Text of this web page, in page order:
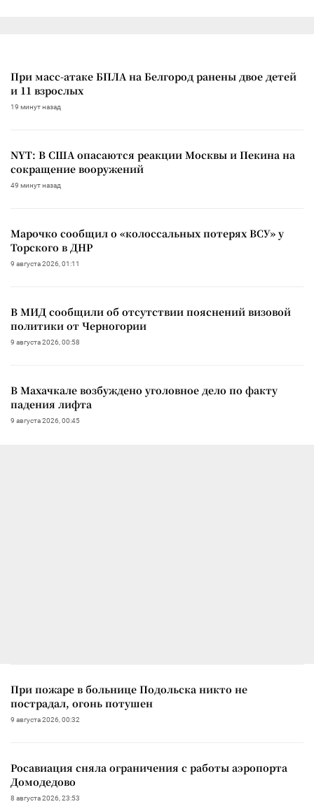
При масс-атаке БПЛА на Белгород ранены двое детей
и 11 взрослых
19 минут назад
NYT: В США опасаются реакции Москвы и Пекина на
сокращение вооружений
49 минут назад
Марочко сообщил о «колоссальных потерях ВСУ» у
Торского в ДНР
9 августа 2026, 01:11
В МИД сообщили об отсутствии пояснений визовой
политики от Черногории
9 августа 2026, 00:58
В Махачкале возбуждено уголовное дело по факту
падения лифта
9 августа 2026, 00:45
При пожаре в больнице Подольска никто не
пострадал, огонь потушен
9 августа 2026, 00:32
Росавиация сняла ограничения с работы аэропорта
Домодедово
8 августа 2026, 23:53